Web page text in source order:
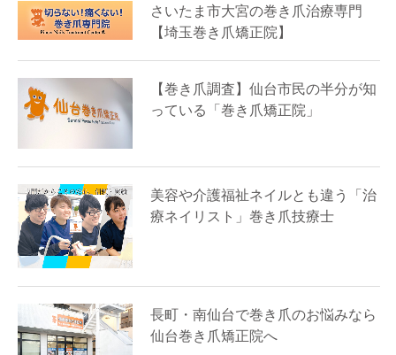
さいたま市大宮の巻き爪治療専門
【埼玉巻き爪矯正院】
【巻き爪調査】仙台市民の半分が知
っている「巻き爪矯正院」
美容や介護福祉ネイルとも違う「治
療ネイリスト」巻き爪技療士
長町・南仙台で巻き爪のお悩みなら
仙台巻き爪矯正院へ